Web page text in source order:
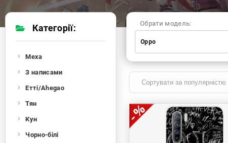
Обрати модель:
Oppo
Samsung
Huawei
Realme
TECNO
OnePlus
Google
Infinix
Sony
Motorola
Категорії:
Меха
З написами
Етті/Ahegao
Тян
Кун
Чорно-білі